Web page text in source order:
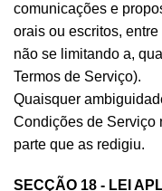
comunicações e
orais ou escritos,
não se limitando a,
Termos de Serviço).
Quaisquer
Condições de Serviço
parte que as redigiu.
SECÇÃO 18 - LEI